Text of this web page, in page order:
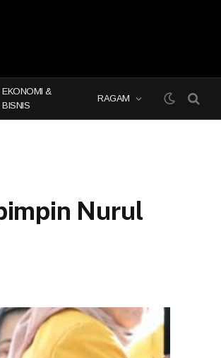
EKONOMI &
BISNIS
RAGAM
Nurul